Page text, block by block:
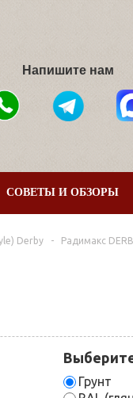
Напишите нам
СОВЕТЫ И ОБЗОРЫ
Derby - Радимакс
Грунт